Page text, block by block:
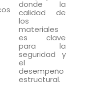
donde la
calidad de
los
materiales
es clave
para la
seguridad y
el
desempeño
estructural.